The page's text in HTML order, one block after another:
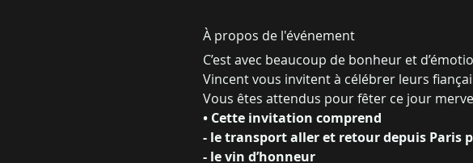
À propos de l'événement
C’est avec beaucoup de bonheur et
Vincent vous invitent à célébrer leurs
Vous êtes attendus pour fêter ce jour
• Cette invitation comprend
- le transport aller et retour depuis Paris
- le vin d’honneur